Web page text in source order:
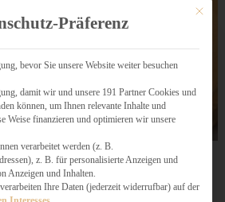
hatte schon so irrsinnig viel Spaß
Mit
Präferenz
bevor Sie unsere Website weiter besuchen
damit wir und unsere 191 Partner Cookies und
können, um Ihnen relevante Inhalte und
Weise finanzieren und optimieren wir unsere
verarbeitet werden (z. B.
z. B. für personalisierte Anzeigen und
Anzeigen und Inhalten.
verarbeiten Ihre Daten (jederzeit widerrufbar) auf der